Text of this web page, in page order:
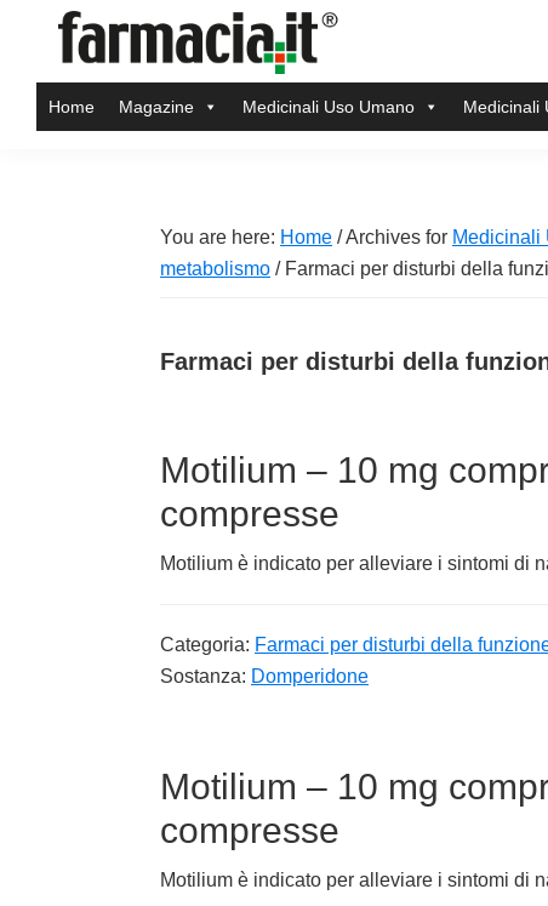
primary
main
primary
footerFarmacia.it
magazine
Home Magazine Medicinali Uso Umano Medicinali
You are here: Home /Archives for Medicinali
metabolismo /Farmaci per disturbi della
Farmaci per disturbi della
Motilium – 10 mg
compresse
Motilium è indicato per alleviare i sintomi di
Categoria: Farmaci per disturbi della
Sostanza: Domperidone
Motilium – 10 mg
compresse
Motilium è indicato per alleviare i sintomi di